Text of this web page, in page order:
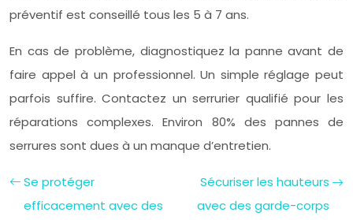
préventif est conseillé tous les 5 à 7 ans.
En cas de problème, diagnostiquez la panne avant de
faire appel à un professionnel. Un simple réglage peut
parfois suffire. Contactez un serrurier qualifié pour les
réparations complexes. Environ 80% des pannes de
serrures sont dues à un manque d’entretien.
Se protéger
efficacement avec des
Sécuriser les hauteurs
avec des garde-corps